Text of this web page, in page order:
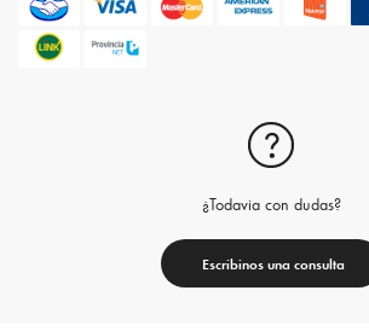
¿Todavia con dudas?
Escribinos una consulta